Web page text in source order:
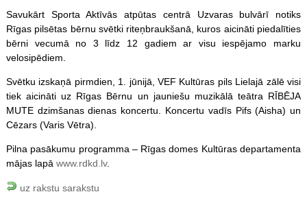
Savukārt Sporta Aktīvās atpūtas centrā Uzvaras bulvārī notiks
Rīgas pilsētas bērnu svētki riteņbraukšanā, kuros aicināti piedalīties
bērni vecumā no 3 līdz 12 gadiem ar visu iespējamo marku
velosipēdiem.
Svētku izskaņā pirmdien, 1. jūnijā, VEF Kultūras pils Lielajā zālē visi
tiek aicināti uz Rīgas Bērnu un jauniešu muzikālā teātra RĪBĒJA
MUTE dzimšanas dienas koncertu. Koncertu vadīs Pifs (Aisha) un
Cēzars (Varis Vētra).
Pilna pasākumu programma – Rīgas domes Kultūras departamenta
mājas lapā www.rdkd.lv.
uz rakstu sarakstu